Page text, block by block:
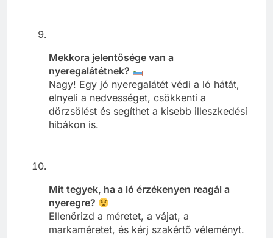
Mekkora jelentősége van a
nyeregalátétnek?
Nagy! Egy jó nyeregalátét védi a ló hátát,
elnyeli a nedvességet, csökkenti a
dörzsölést és segíthet a kisebb illeszkedési
hibákon is.
Mit tegyek, ha a ló érzékenyen reagál a
nyeregre?
Ellenőrizd a méretet, a vájat, a
markaméretet, és kérj szakértő véleményt.